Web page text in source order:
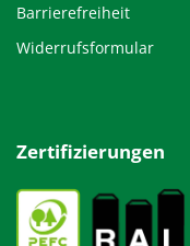
Barrierefreiheit
Widerrufsformular
Zertifizierungen